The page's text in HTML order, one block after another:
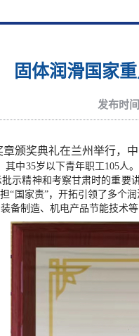
固体润滑国家
发布时
颁奖典礼在兰州举行，
其中35岁以下青年职工105人
示精神和考察甘肃时的重要
“国家责”，开拓引领了多
备制造、机电产品节能技术